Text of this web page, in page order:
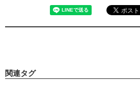
関連タグ